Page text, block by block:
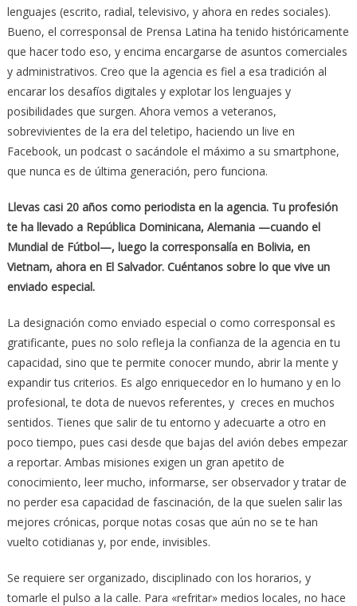
lenguajes (escrito, radial, televisivo, y ahora en redes sociales).
Bueno, el corresponsal de Prensa Latina ha tenido históricamente
que hacer todo eso, y encima encargarse de asuntos comerciales
y administrativos. Creo que la agencia es fiel a esa tradición al
encarar los desafíos digitales y explotar los lenguajes y
posibilidades que surgen. Ahora vemos a veteranos,
sobrevivientes de la era del teletipo, haciendo un live en
Facebook, un podcast o sacándole el máximo a su smartphone,
que nunca es de última generación, pero funciona.
Llevas casi 20 años como periodista en la agencia. Tu profesión
te ha llevado a República Dominicana, Alemania —cuando el
Mundial de Fútbol—, luego la corresponsalía en Bolivia, en
Vietnam, ahora en El Salvador. Cuéntanos sobre lo que vive un
enviado especial.
La designación como enviado especial o como corresponsal es
gratificante, pues no solo refleja la confianza de la agencia en tu
capacidad, sino que te permite conocer mundo, abrir la mente y
expandir tus criterios. Es algo enriquecedor en lo humano y en lo
profesional, te dota de nuevos referentes, y creces en muchos
sentidos. Tienes que salir de tu entorno y adecuarte a otro en
poco tiempo, pues casi desde que bajas del avión debes empezar
a reportar. Ambas misiones exigen un gran apetito de
conocimiento, leer mucho, informarse, ser observador y tratar de
no perder esa capacidad de fascinación, de la que suelen salir las
mejores crónicas, porque notas cosas que aún no se te han
vuelto cotidianas y, por ende, invisibles.
Se requiere ser organizado, disciplinado con los horarios, y
tomarle el pulso a la calle. Para «refritar» medios locales, no hace